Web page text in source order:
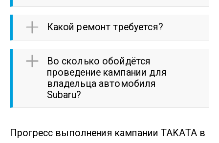
Какой ремонт требуется?
Во сколько обойдётся
проведение кампании для
владельца автомобиля
Subaru?
Прогресс выполнения кампании TAKATA в